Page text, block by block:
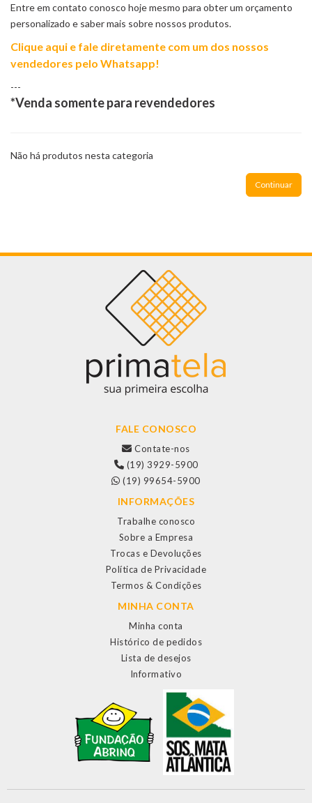
Entre em contato conosco hoje mesmo para obter um orçamento
personalizado e saber mais sobre nossos produtos.
Clique aqui e fale diretamente com um dos nossos
vendedores pelo Whatsapp!
---
*Venda somente para revendedores
Não há produtos nesta categoria
Continuar
FALE CONOSCO
Contate-nos
(19) 3929-5900
(19) 99654-5900
INFORMAÇÕES
Trabalhe conosco
Sobre a Empresa
Trocas e Devoluções
Política de Privacidade
Termos & Condições
MINHA CONTA
Minha conta
Histórico de pedidos
Lista de desejos
Informativo